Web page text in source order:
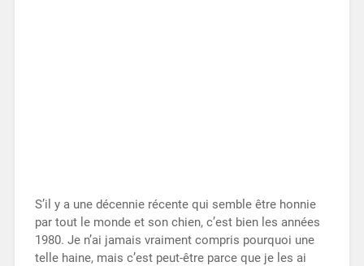
S’il y a une décennie récente qui semble être honnie
par tout le monde et son chien, c’est bien les années
1980. Je n’ai jamais vraiment compris pourquoi une
telle haine, mais c’est peut-être parce que je les ai